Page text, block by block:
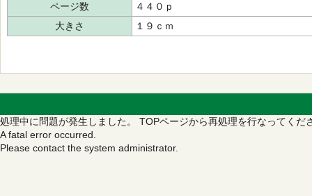
ページ数
４４０ｐ
大きさ
１９ｃｍ
処理中に問題が発生しました。 TOPページから再処理を行なってくだ
A fatal error occurred.
Please contact the system administrator.